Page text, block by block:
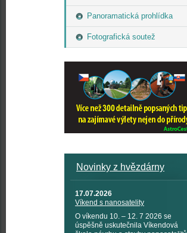
Panoramatická prohlídka
Fotografická soutež
Novinky z hvězdárny
17.07.2026
Víkend s nanosatelity
O víkendu 10. – 12. 7 2026 se
úspěšně uskutečnila Víkendová